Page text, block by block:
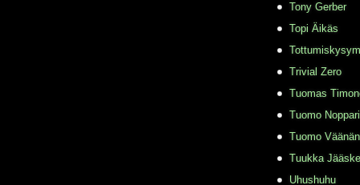
Tony Gerber
Topi Äikäs
Trivial Zero
Tuomas
Tuomo Noppari
Tuomo
Tuukka
Uhushuhu